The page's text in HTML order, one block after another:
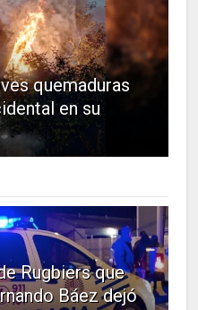
quemaduras
en su
Rugbiers que
Báez dejó